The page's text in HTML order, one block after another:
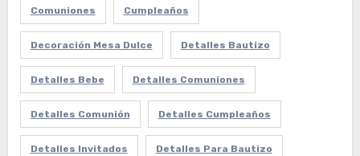
Comuniones Cumpleaños
Decoración Mesa Dulce Detalles Bautizo
Detalles Bebe Detalles Comuniones
Detalles Comunión Detalles Cumpleaños
Detalles Invitados Detalles Para Bautizo